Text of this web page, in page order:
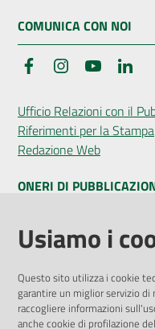
COMUNICA CON NOI
FacebookInstagramYouTube
Ufficio Relazioni con il
Riferimenti per la Stampa
Redazione Web
ONERI DI
Amministrazione
Pubblicità legale
Privacy Policy
Attuazione Misure PNRR
Liste di Attesa
Usiamo i
Questo sito utilizza i cookie
garantire un miglior servizio
raccogliere informazioni
anche cookie di profilazione